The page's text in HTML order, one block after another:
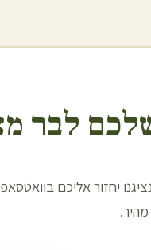
לבר
ו-7 סלטים טריים. נציגנו יחזור אליכם